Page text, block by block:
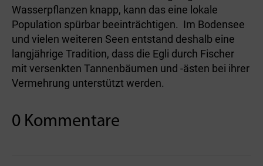
Wasserpflanzen knapp, kann das eine lokale
Population spürbar beeinträchtigen. Im Bodensee
und vielen weiteren Seen entstand deshalb eine
langjährige Tradition, dass die Egli durch Fischer
mit versenkten Tannenbäumen und -ästen bei ihrer
Vermehrung unterstützt werden.
0 Kommentare